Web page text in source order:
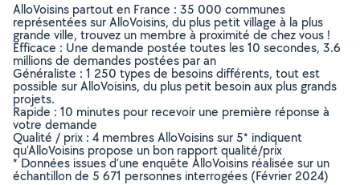
AlloVoisins partout en France : 35 000 communes
représentées sur AlloVoisins, du plus petit village à la plus
grande ville, trouvez un membre à proximité de chez vous !
Efficace : Une demande postée toutes les 10 secondes, 3.6
millions de demandes postées par an
Généraliste : 1 250 types de besoins différents, tout est
possible sur AlloVoisins, du plus petit besoin aux plus grands
projets.
Rapide : 10 minutes pour recevoir une première réponse à
votre demande
Qualité / prix : 4 membres AlloVoisins sur 5* indiquent
qu’AlloVoisins propose un bon rapport qualité/prix
* Données issues d’une enquête AlloVoisins réalisée sur un
échantillon de 5 671 personnes interrogées (Février 2024)